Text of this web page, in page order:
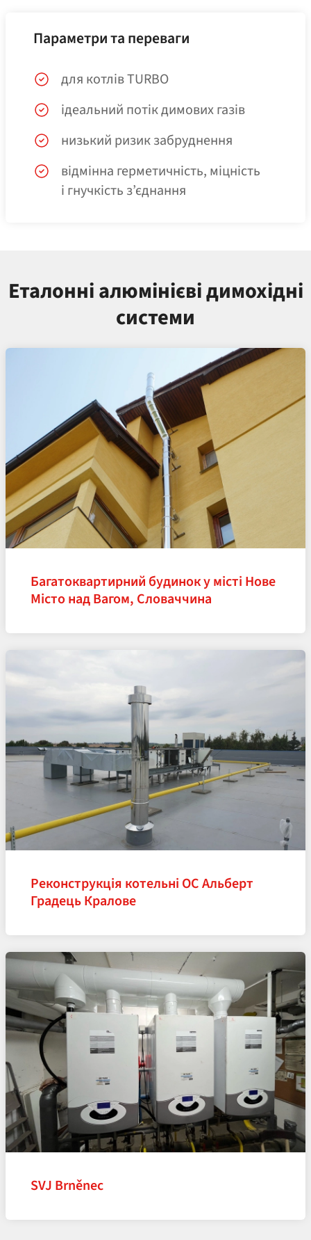
Параметри та переваги
для котлів TURBO
ідеальний потік димових газів
низький ризик забруднення
відмінна герметичність, міцність
і гнучкість з’єднання
Еталонні алюмінієві димохідні
системи
Багатоквартирний будинок у місті Нове
Місто над Вагом, Словаччина
Реконструкція котельні OC Альберт
Градець Кралове
SVJ Brněnec